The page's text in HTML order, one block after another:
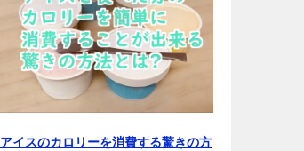
アイスのカロリーを消費する驚きの方